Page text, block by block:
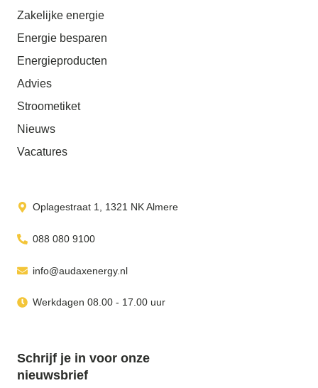
Zakelijke energie
Energie besparen
Energieproducten
Advies
Stroometiket
Nieuws
Vacatures
Oplagestraat 1, 1321 NK Almere
088 080 9100
info@audaxenergy.nl
Werkdagen 08.00 - 17.00 uur
Schrijf je in voor onze
nieuwsbrief